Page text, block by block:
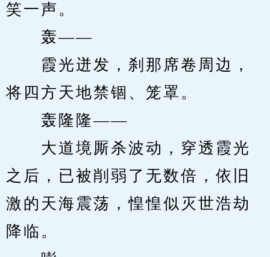
笑一声。
轰——
霞光迸发，刹那席卷周边，
将四方天地禁锢、笼罩。
轰隆隆——
大道境厮杀波动，穿透霞光
之后，已被削弱了无数倍，依旧
激的天海震荡，惶惶似灭世浩劫
降临。